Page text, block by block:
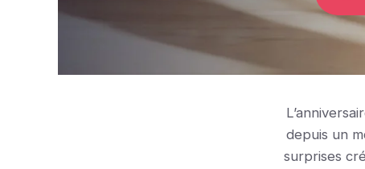
depuis un
surprises